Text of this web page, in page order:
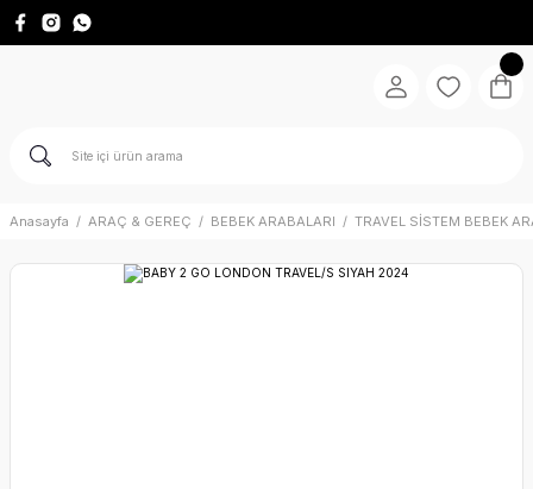
Anasayfa ARAÇ & GEREÇ BEBEK ARABALARI TRAVEL SİSTEM BEBEK